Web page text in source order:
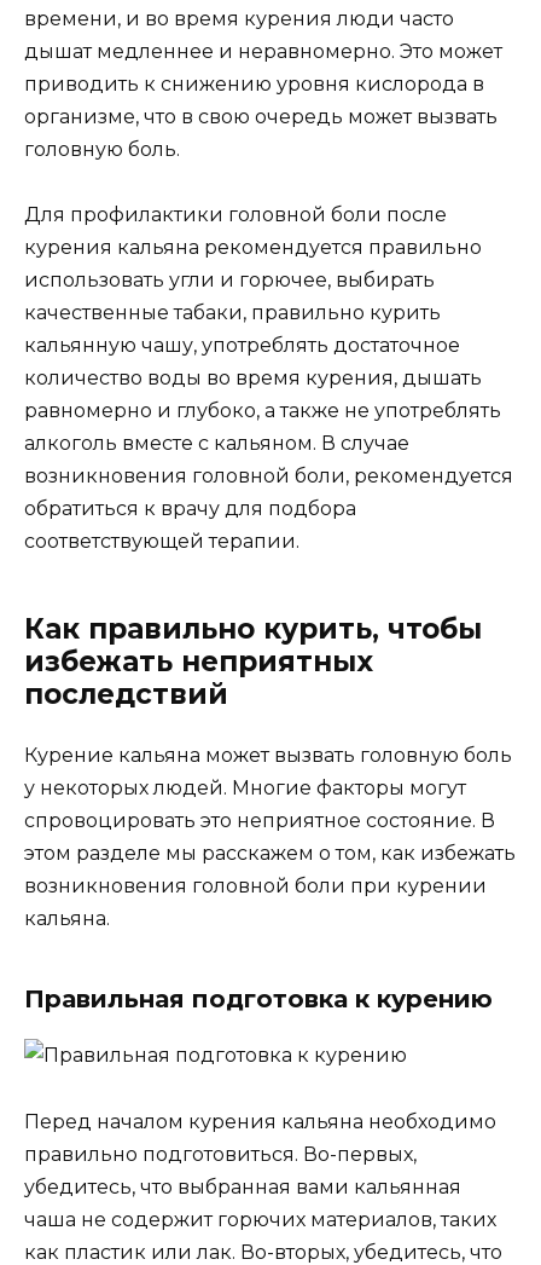
времени, и во время курения люди часто
дышат медленнее и неравномерно. Это может
приводить к снижению уровня кислорода в
организме, что в свою очередь может вызвать
головную боль.
Для профилактики головной боли после
курения кальяна рекомендуется правильно
использовать угли и горючее, выбирать
качественные табаки, правильно курить
кальянную чашу, употреблять достаточное
количество воды во время курения, дышать
равномерно и глубоко, а также не употреблять
алкоголь вместе с кальяном. В случае
возникновения головной боли, рекомендуется
обратиться к врачу для подбора
соответствующей терапии.
Как правильно курить, чтобы
избежать неприятных
последствий
Курение кальяна может вызвать головную боль
у некоторых людей. Многие факторы могут
спровоцировать это неприятное состояние. В
этом разделе мы расскажем о том, как избежать
возникновения головной боли при курении
кальяна.
Правильная подготовка к курению
Перед началом курения кальяна необходимо
правильно подготовиться. Во-первых,
убедитесь, что выбранная вами кальянная
чаша не содержит горючих материалов, таких
как пластик или лак. Во-вторых, убедитесь, что